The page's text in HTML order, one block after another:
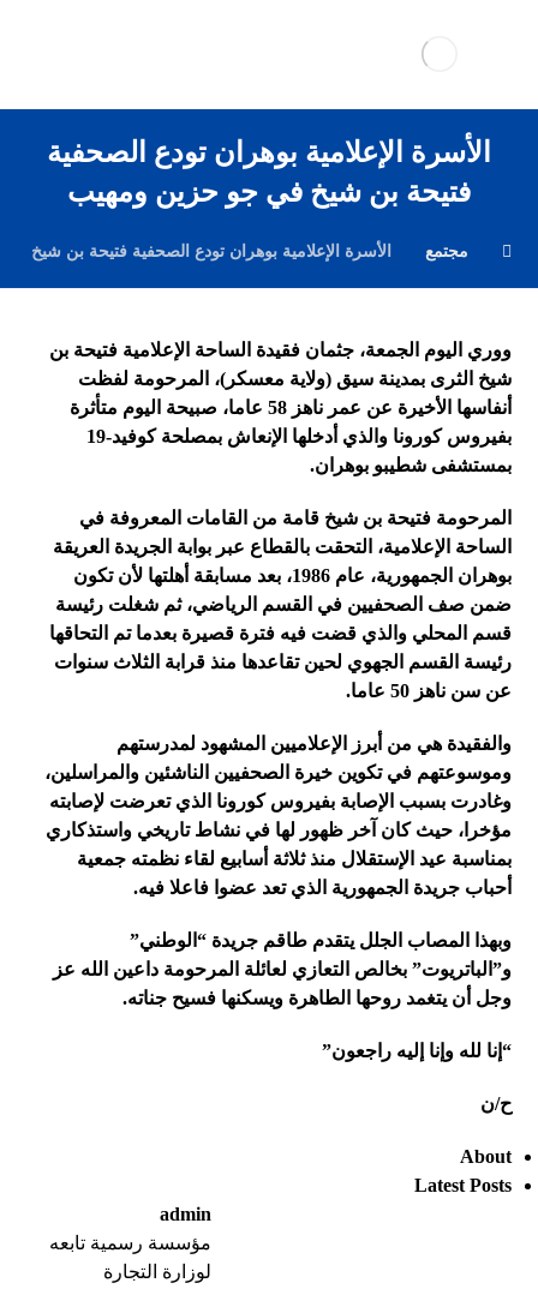
الأسرة الإعلامية بوهران تودع الصحفية
فتيحة بن شيخ في جو حزين ومهيب
مجتمع الأسرة الإعلامية بوهران تودع الصحفية فتيحة بن شيخ
ووري اليوم الجمعة، جثمان فقيدة الساحة الإعلامية فتيحة بن
شيخ الثرى بمدينة سيق (ولاية معسكر)، المرحومة لفظت
أنفاسها الأخيرة عن عمر ناهز 58 عاما، صبيحة اليوم متأثرة
بفيروس كورونا والذي أدخلها الإنعاش بمصلحة كوفيد-19
بمستشفى شطيبو بوهران.
المرحومة فتيحة بن شيخ قامة من القامات المعروفة في
الساحة الإعلامية، التحقت بالقطاع عبر بوابة الجريدة العريقة
بوهران الجمهورية، عام 1986، بعد مسابقة أهلتها لأن تكون
ضمن صف الصحفيين في القسم الرياضي، ثم شغلت رئيسة
قسم المحلي والذي قضت فيه فترة قصيرة بعدما تم التحاقها
رئيسة القسم الجهوي لحين تقاعدها منذ قرابة الثلاث سنوات
عن سن ناهز 50 عاما.
والفقيدة هي من أبرز الإعلاميين المشهود لمدرستهم
وموسوعتهم في تكوين خيرة الصحفيين الناشئين والمراسلين،
وغادرت بسبب الإصابة بفيروس كورونا الذي تعرضت لإصابته
مؤخرا، حيث كان آخر ظهور لها في نشاط تاريخي واستذكاري
بمناسبة عيد الإستقلال منذ ثلاثة أسابيع لقاء نظمته جمعية
أحباب جريدة الجمهورية الذي تعد عضوا فاعلا فيه.
وبهذا المصاب الجلل يتقدم طاقم جريدة “الوطني”
و”الباتريوت” بخالص التعازي لعائلة المرحومة داعين الله عز
وجل أن يتغمد روحها الطاهرة ويسكنها فسيح جناته.
“إنا لله وإنا إليه راجعون”
ح/ن
About
Latest Posts
admin
مؤسسة رسمية تابعه
لوزارة التجارة